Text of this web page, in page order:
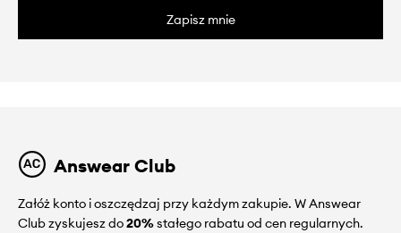
Zapisz mnie
Answear Club
Załóż konto i oszczędzaj przy każdym zakupie. W Answear
Club zyskujesz do20%stałego rabatu od cen regularnych.